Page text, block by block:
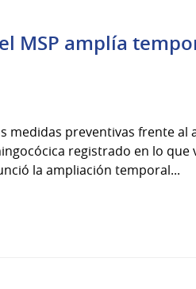
MSP amplía
medidas preventivas frente al
registrado en lo que
la ampliación temporal...